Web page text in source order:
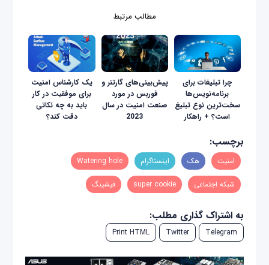
مطالب مرتبط
چرا تبلیغات برای
برنامه‌نویس‌ها
سخت‌ترین نوع تبلیغ
است؟ + راهکار
پیش‌بینی‌های گارتنر و
فوربس در مورد
صنعت امنیت در سال
2023
یک کارشناس امنیت
برای موفقیت در کار
باید به چه نکاتی
دقت کند؟
برچسب:
امنیت هک اینستاگرام Watering hole
شبکه‌ اجتماعی super cookie فیشینگ
به اشتراک گذاری مطلب:
Telegram
Twitter
Print HTML